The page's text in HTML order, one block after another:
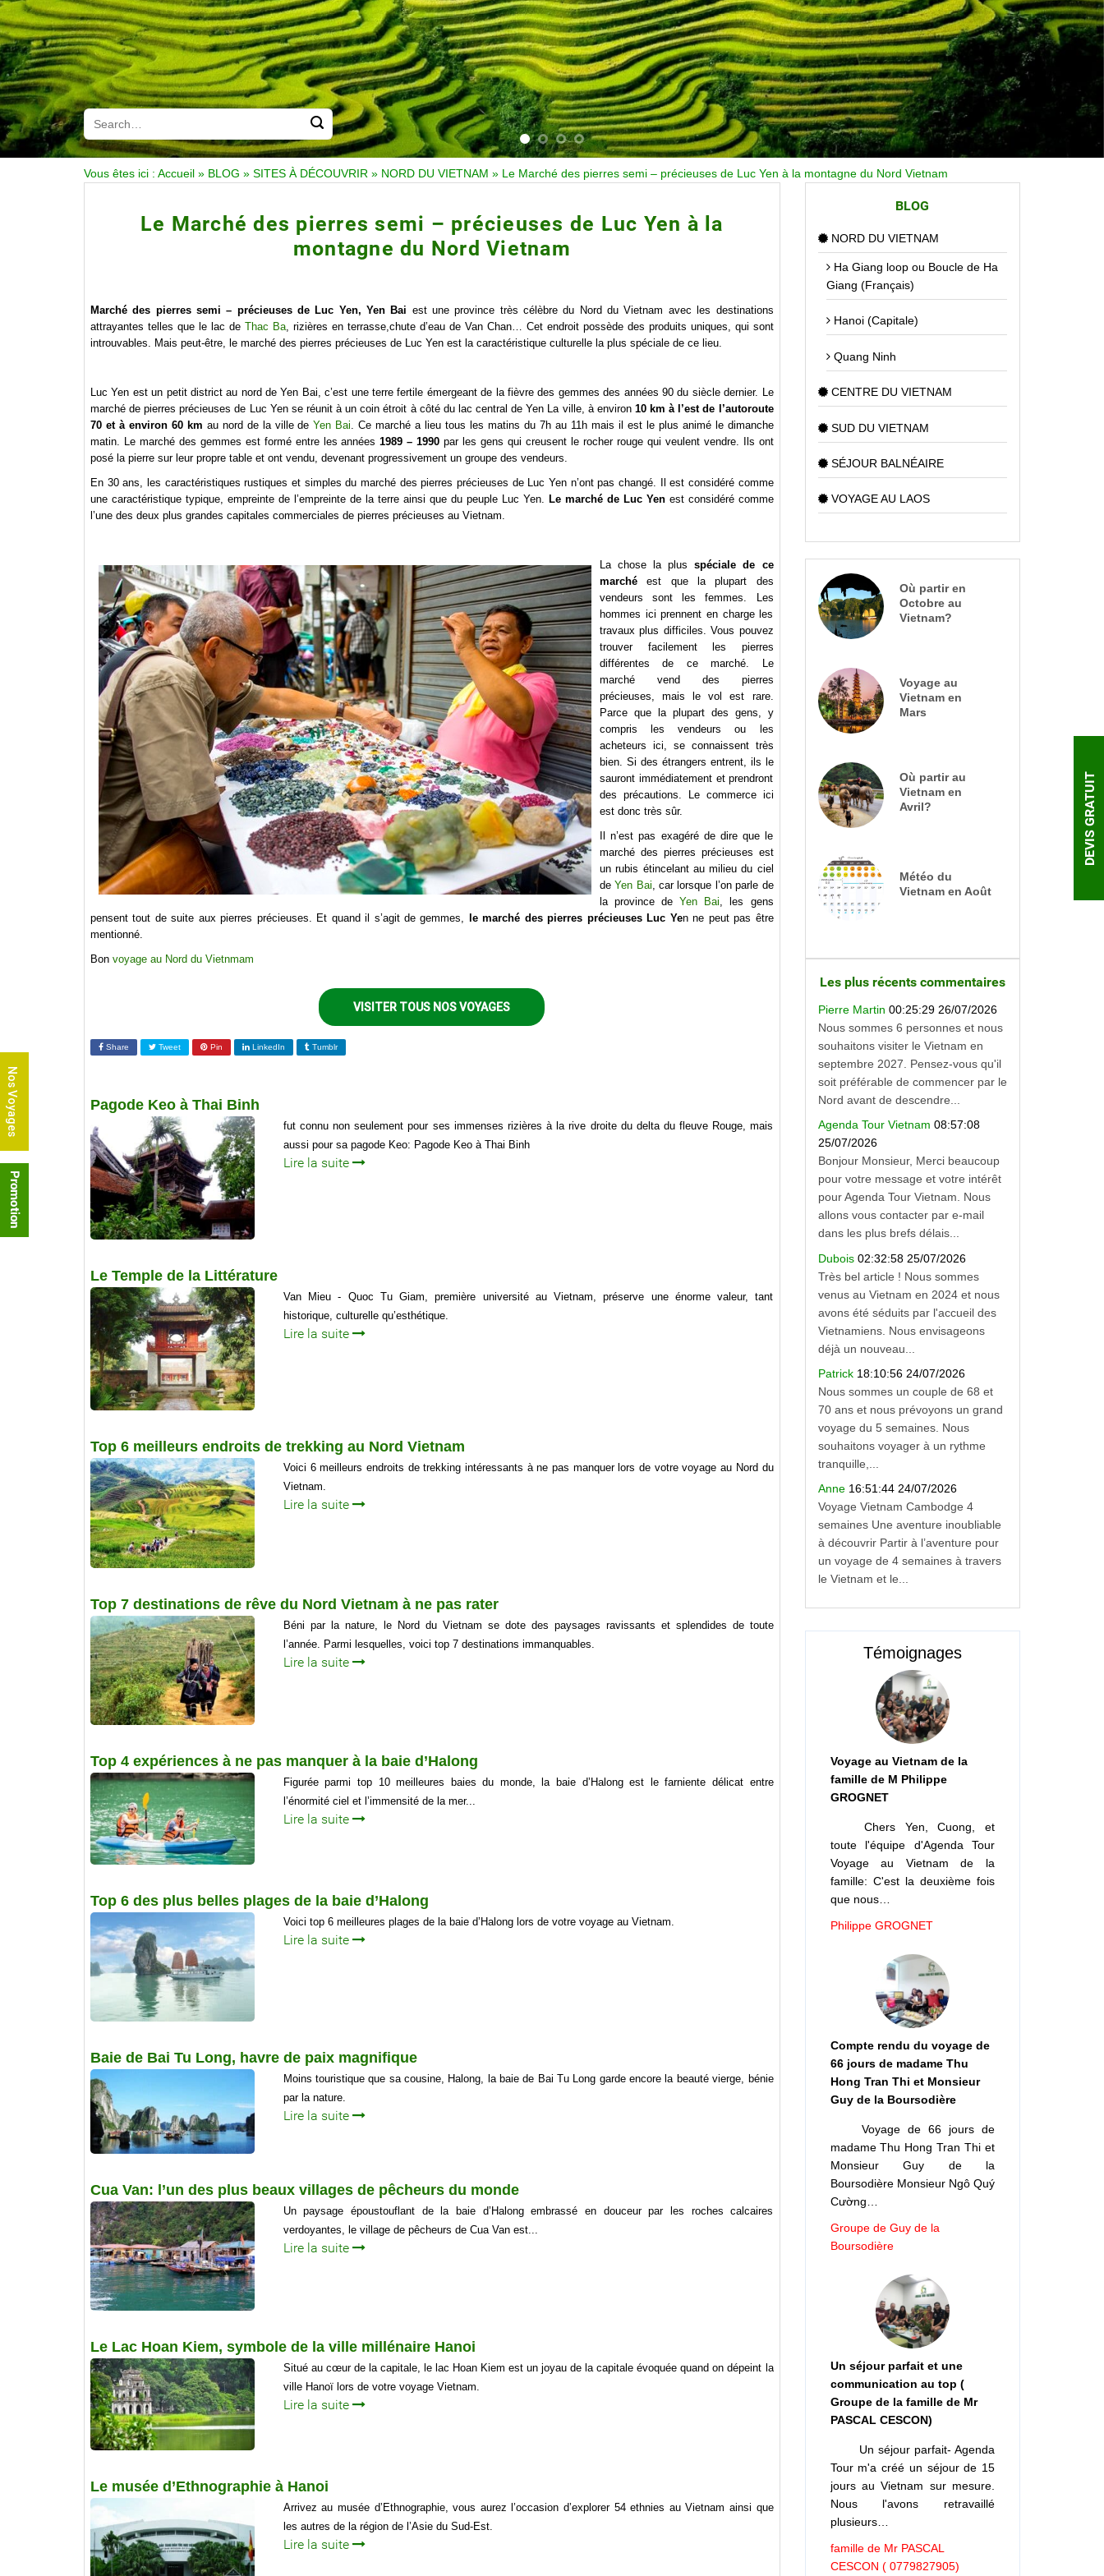
Vous êtes ici : Accueil » BLOG » SITES À DÉCOUVRIR » NORD DU VIETNAM » Le Marché des pierres semi – précieuses de Luc Yen à la montagne du Nord Vietnam
Le Marché des pierres semi – précieuses de Luc Yen à la
montagne du Nord Vietnam
Marché des pierres semi – précieuses de Luc Yen, Yen Bai est une province très célèbre du Nord du Vietnam avec les destinations
attrayantes telles que le lac de Thac Ba, rizières en terrasse,chute d’eau de Van Chan… Cet endroit possède des produits uniques, qui sont
introuvables. Mais peut-être, le marché des pierres précieuses de Luc Yen est la caractéristique culturelle la plus spéciale de ce lieu.
Luc Yen est un petit district au nord de Yen Bai, c’est une terre fertile émergeant de la fièvre des gemmes des années 90 du siècle dernier. Le
marché de pierres précieuses de Luc Yen se réunit à un coin étroit à côté du lac central de Yen La ville, à environ 10 km à l’est de l’autoroute
70 et à environ 60 km au nord de la ville de Yen Bai. Ce marché a lieu tous les matins du 7h au 11h mais il est le plus animé le dimanche
matin. Le marché des gemmes est formé entre les années 1989 – 1990 par les gens qui creusent le rocher rouge qui veulent vendre. Ils ont
posé la pierre sur leur propre table et ont vendu, devenant progressivement un groupe des vendeurs.
En 30 ans, les caractéristiques rustiques et simples du marché des pierres précieuses de Luc Yen n’ont pas changé. Il est considéré comme
une caractéristique typique, empreinte de l’empreinte de la terre ainsi que du peuple Luc Yen. Le marché de Luc Yenest considéré comme
l’une des deux plus grandes capitales commerciales de pierres précieuses au Vietnam.
La chose la plusspéciale de ce
marché est que la plupart des
vendeurs sont les femmes. Les
hommes ici prennent en charge les
travaux plus difficiles. Vous pouvez
trouver facilement les pierres
différentes de ce marché. Le
marché vend des pierres
précieuses, mais le vol est rare.
Parce que la plupart des gens, y
compris les vendeurs ou les
acheteurs ici, se connaissent très
bien. Si des étrangers entrent, ils le
sauront immédiatement et prendront
des précautions. Le commerce ici
est donc très sûr.
Il n’est pas exagéré de dire que le
marché des pierres précieuses est
un rubis étincelant au milieu du ciel
deYen Bai, car lorsque l’on parle de
la province deYen Bai, les gens
pensent tout de suite aux pierres précieuses. Et quand il s’agit de gemmes, le marché des pierres précieuses Luc Yen ne peut pas être
mentionné.
Bon voyage au Nord du Vietnmam
VISITER TOUS NOS VOYAGES
Share Tweet Pin LinkedIn Tumblr
Pagode Keo à Thai Binh
fut connu non seulement pour ses immenses rizières à la rive droite du delta du fleuve Rouge, mais
aussi pour sa pagode Keo: Pagode Keo à Thai Binh
Lire la suite
Le Temple de la Littérature
Van Mieu - Quoc Tu Giam, première université au Vietnam, préserve une énorme valeur, tant
historique, culturelle qu’esthétique.
Lire la suite
Top 6 meilleurs endroits de trekking au Nord Vietnam
Voici 6 meilleurs endroits de trekking intéressants à ne pas manquer lors de votre voyage au Nord du
Vietnam.
Lire la suite
Top 7 destinations de rêve du Nord Vietnam à ne pas rater
Béni par la nature, le Nord du Vietnam se dote des paysages ravissants et splendides de toute
l’année. Parmi lesquelles, voici top 7 destinations immanquables.
Lire la suite
Top 4 expériences à ne pas manquer à la baie d’Halong
Figurée parmi top 10 meilleures baies du monde, la baie d’Halong est le farniente délicat entre
l’énormité ciel et l’immensité de la mer...
Lire la suite
Top 6 des plus belles plages de la baie d’Halong
Voici top 6 meilleures plages de la baie d’Halong lors de votre voyage au Vietnam.
Lire la suite
Baie de Bai Tu Long, havre de paix magnifique
Moins touristique que sa cousine, Halong, la baie de Bai Tu Long garde encore la beauté vierge, bénie
par la nature.
Lire la suite
Cua Van: l’un des plus beaux villages de pêcheurs du monde
Un paysage époustouflant de la baie d’Halong embrassé en douceur par les roches calcaires
verdoyantes, le village de pêcheurs de Cua Van est...
Lire la suite
Le Lac Hoan Kiem, symbole de la ville millénaire Hanoi
Situé au cœur de la capitale, le lac Hoan Kiem est un joyau de la capitale évoquée quand on dépeint la
ville Hanoï lors de votre voyage Vietnam.
Lire la suite
Le musée d’Ethnographie à Hanoi
Arrivez au musée d’Ethnographie, vous aurez l’occasion d’explorer 54 ethnies au Vietnam ainsi que
les autres de la région de l’Asie du Sud-Est.
Lire la suite
BLOG
NORD DU VIETNAM
Ha Giang loop ou Boucle de Ha
Giang (Français)
Hanoi (Capitale)
Quang Ninh
CENTRE DU VIETNAM
SUD DU VIETNAM
SÉJOUR BALNÉAIRE
VOYAGE AU LAOS
Où partir en
Octobre au
Vietnam?
Voyage au
Vietnam en
Mars
Où partir au
Vietnam en
Avril?
Météo du
Vietnam en Août
Les plus récents commentaires
Pierre Martin 00:25:29 26/07/2026
Nous sommes 6 personnes et nous
souhaitons visiter le Vietnam en
septembre 2027. Pensez-vous qu'il
soit préférable de commencer par le
Nord avant de descendre...
Agenda Tour Vietnam 08:57:08
25/07/2026
Bonjour Monsieur, Merci beaucoup
pour votre message et votre intérêt
pour Agenda Tour Vietnam. Nous
allons vous contacter par e-mail
dans les plus brefs délais...
Dubois 02:32:58 25/07/2026
Très bel article ! Nous sommes
venus au Vietnam en 2024 et nous
avons été séduits par l'accueil des
Vietnamiens. Nous envisageons
déjà un nouveau...
Patrick 18:10:56 24/07/2026
Nous sommes un couple de 68 et
70 ans et nous prévoyons un grand
voyage du 5 semaines. Nous
souhaitons voyager à un rythme
tranquille,...
Anne 16:51:44 24/07/2026
Voyage Vietnam Cambodge 4
semaines Une aventure inoubliable
à découvrir Partir à l’aventure pour
un voyage de 4 semaines à travers
le Vietnam et le...
Témoignages
Voyage au Vietnam de la
famille de M Philippe
GROGNET
Chers Yen, Cuong, et
toute l'équipe d'Agenda Tour
Voyage au Vietnam de la
famille: C'est la deuxième fois
que nous…
Philippe GROGNET
Compte rendu du voyage de
66 jours de madame Thu
Hong Tran Thi et Monsieur
Guy de la Boursodière
Voyage de 66 jours de
madame Thu Hong Tran Thi et
Monsieur Guy de la
Boursodière Monsieur Ngô Quý
Cường…
Groupe de Guy de la
Boursodière
Un séjour parfait et une
communication au top (
Groupe de la famille de Mr
PASCAL CESCON)
Un séjour parfait- Agenda
Tour m'a créé un séjour de 15
jours au Vietnam sur mesure.
Nous l'avons retravaillé
plusieurs…
famille de Mr PASCAL
CESCON ( 0779827905)
DEVIS GRATUIT
Nos Voyages